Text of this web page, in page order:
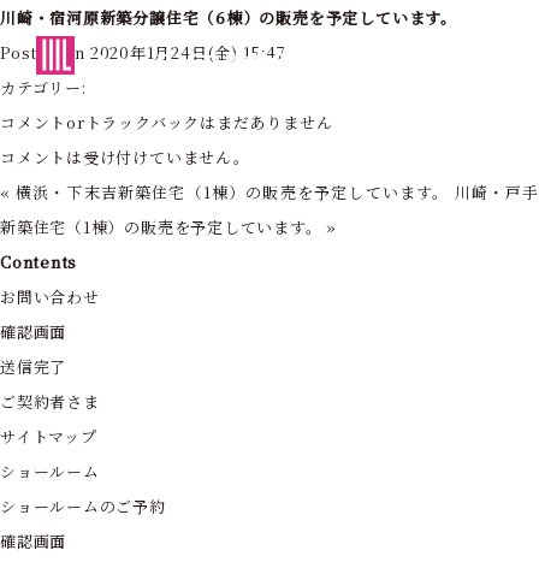
フォーライフ株式会社
川崎・宿河原新築分譲住宅（6棟）の販売を予定しています。
Posted on 2020年1月24日(金) 15:47
カテゴリー:
コメントorトラックバックはまだありません
コメントは受け付けていません。
« 横浜・下末吉新築住宅（1棟）の販売を予定しています。
川崎・戸手
新築住宅（1棟）の販売を予定しています。
»
Contents
お問い合わせ
確認画面
送信完了
ご契約者さま
サイトマップ
ショールーム
ショールームのご予約
確認画面